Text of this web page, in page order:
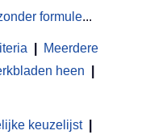
formule...
Meerdere
heen
keuzelijst